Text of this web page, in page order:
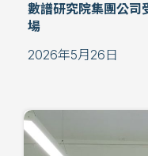
數譜研究院集團公司
場
2026年5月26日